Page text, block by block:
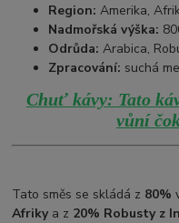
Region: Amerika,
Nadmořská výška:
Odrůda: Arabica,
Zpracování: suchá
Chuť kávy: Tato
vůní
Tato směs se skládá z 80%
Afrikya z 20% Robusty z